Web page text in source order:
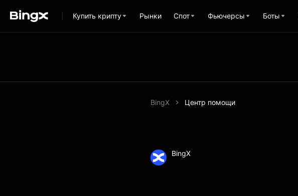
Купить крипту Рынки Спот Фьючерсы Боты
BingX Центр помощи
BingX